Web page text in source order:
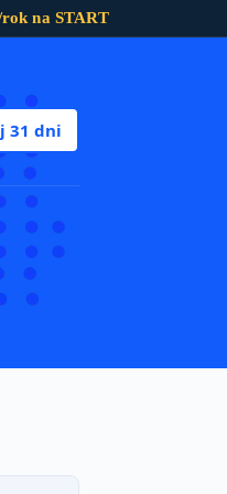
na START
31 dni